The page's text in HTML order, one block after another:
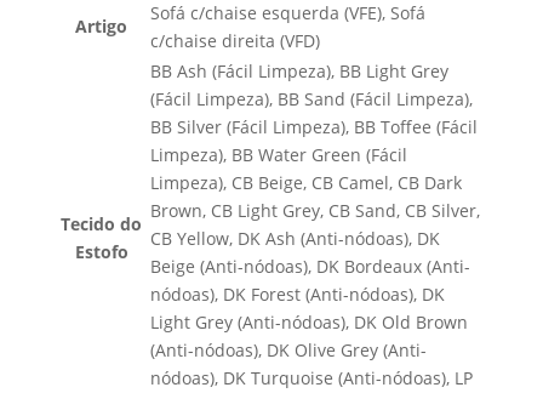
Artigo
Sofá c/chaise esquerda (VFE), Sofá
c/chaise direita (VFD)
Tecido do
Estofo
BB Ash (Fácil Limpeza), BB Light Grey
(Fácil Limpeza), BB Sand (Fácil Limpeza),
BB Silver (Fácil Limpeza), BB Toffee (Fácil
Limpeza), BB Water Green (Fácil
Limpeza), CB Beige, CB Camel, CB Dark
Brown, CB Light Grey, CB Sand, CB Silver,
CB Yellow, DK Ash (Anti-nódoas), DK
Beige (Anti-nódoas), DK Bordeaux (Anti-
nódoas), DK Forest (Anti-nódoas), DK
Light Grey (Anti-nódoas), DK Old Brown
(Anti-nódoas), DK Olive Grey (Anti-
nódoas), DK Turquoise (Anti-nódoas), LP